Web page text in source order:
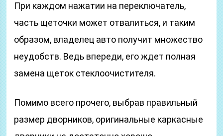
При каждом нажатии на переключатель,
часть щеточки может отвалиться, и таким
образом, владелец авто получит множество
неудобств. Ведь впереди, его ждет полная
замена щеток стеклоочистителя.
Помимо всего прочего, выбрав правильный
размер дворников, оригинальные каркасные